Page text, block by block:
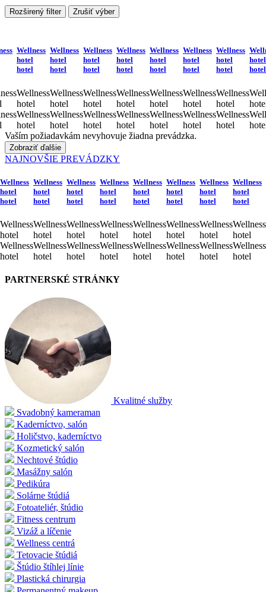
Rozširený filter Zrušiť výber
Wellness
hotel
hotel
Wellness
hotel
Wellness
hotel
Wellness
hotel
hotel
Wellness
hotel
Wellness
hotel
Wellness
hotel
hotel
Wellness
hotel
Wellness
hotel
Wellness
hotel
hotel
Wellness
hotel
Wellness
hotel
Wellness
hotel
hotel
Wellness
hotel
Wellness
hotel
Wellness
hotel
hotel
Wellness
hotel
Wellness
hotel
Wellness
hotel
hotel
Wellness
hotel
Wellness
hotel
hotel
hotel
Vaším požiadavkám nevyhovuje žiadna prevádzka.
Zobraziť ďalšie
NAJNOVŠIE PREVÁDZKY
Wellness
hotel
hotel
Wellness
hotel
Wellness
hotel
Wellness
hotel
hotel
Wellness
hotel
Wellness
hotel
Wellness
hotel
hotel
Wellness
hotel
Wellness
hotel
Wellness
hotel
hotel
Wellness
hotel
Wellness
hotel
Wellness
hotel
hotel
Wellness
hotel
Wellness
hotel
Wellness
hotel
hotel
Wellness
hotel
Wellness
hotel
Wellness
hotel
hotel
Wellness
hotel
Wellness
hotel
Wellness
hotel
hotel
Wellness
hotel
Wellness
hotel
PARTNERSKÉ STRÁNKY
Kvalitné služby
Svadobný kameraman
Kaderníctvo, salón
Holičstvo, kaderníctvo
Kozmetický salón
Nechtové štúdio
Masážny salón
Pedikúra
Solárne štúdiá
Fotoateliér, štúdio
Fitness centrum
Vizáž a líčenie
Wellness centrá
Tetovacie štúdiá
Štúdio štíhlej línie
Plastická chirurgia